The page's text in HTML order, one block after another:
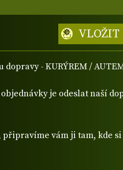
VLOŽIT
- KURÝREM /
je odeslat naší
připravíme vám ji tam, kde